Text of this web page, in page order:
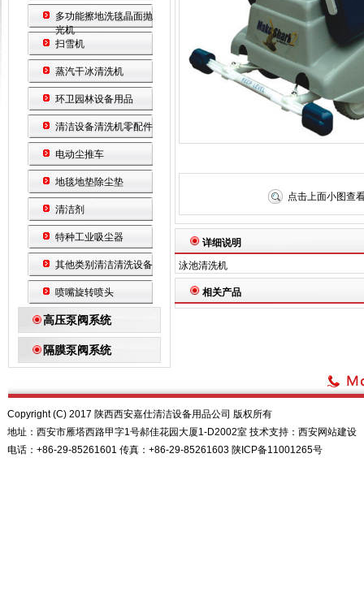
多功能擦地洗毯晶面抛
光机
扫雪机
蒸汽干冰清洗机
环卫园林设备用品
清洁设备清洗机零配件
电动尘推车
地毯地垫除尘垫
清洁剂
特种工业吸尘器
其他类别清洁清洗设备
喷嘴旋转喷头
高压泵阀系统
隔膜泵阀系统
点击上面小图查
详细说明
泳池清洗机
相关产品
Copyright (C) 2017 陕西西安嘉仕清洁设备用品公司 版权所有
地址：西安市雁塔西路甲字1号郝佳花园大厦1-D2002室 技术支持： 西安网站建设
电话：+86-29-85261601 传真：+86-29-85261603 陕ICP备11001265号